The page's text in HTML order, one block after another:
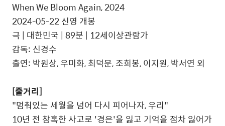
When We Bloom Again, 2024
2024-05-22 신영 개봉
극 | 대한민국 | 89분 | 12세이상관람가
감독: 신경수
출연: 박원상, 우미화, 최덕문, 조희봉, 이지원, 박서연 외
[줄거리]
"멈춰있는 세월을 넘어 다시 피어나자, 우리"
10년 전 참혹한 사고로 '경은'을 잃고 기억을 점차 잃어가